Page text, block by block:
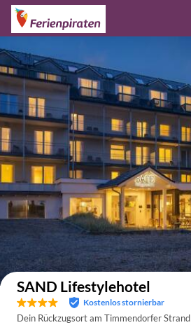
SAND Lifestylehotel
Kostenlos stornierbar
Dein Rückzugsort am Timmendorfer Strand